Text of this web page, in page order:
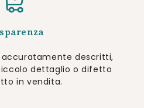
descritti,
dettaglio o difetto
in vendita.